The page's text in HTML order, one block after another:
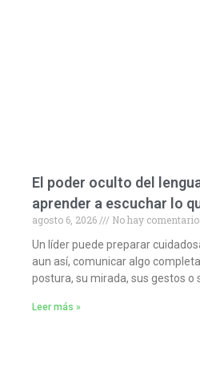
El poder oculto del
aprender a escuchar lo
agosto 6, 2026
No hay
Un líder puede preparar
aun así, comunicar algo
postura, su mirada, sus gestos o
Leer más »